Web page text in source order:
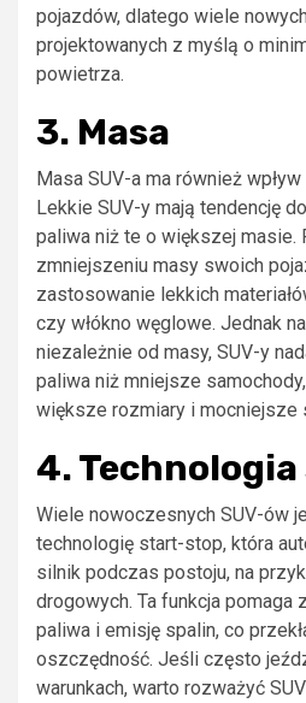
pojazdów, dlatego wiele
projektowanych z myślą o
powietrza.
3. Masa
Masa SUV-a ma również
Lekkie SUV-y mają tendencję
paliwa niż te o większej masie.
zmniejszeniu masy swoich
zastosowanie lekkich
czy włókno węglowe. Jednak
niezależnie od masy, SUV-y
paliwa niż mniejsze
większe rozmiary i mocniejsze
4.
Wiele nowoczesnych SUV-ów
technologię start-stop, która
silnik podczas postoju, na
drogowych. Ta funkcja pomaga
paliwa i emisję spalin, co
oszczędność. Jeśli często
warunkach, warto rozważyć